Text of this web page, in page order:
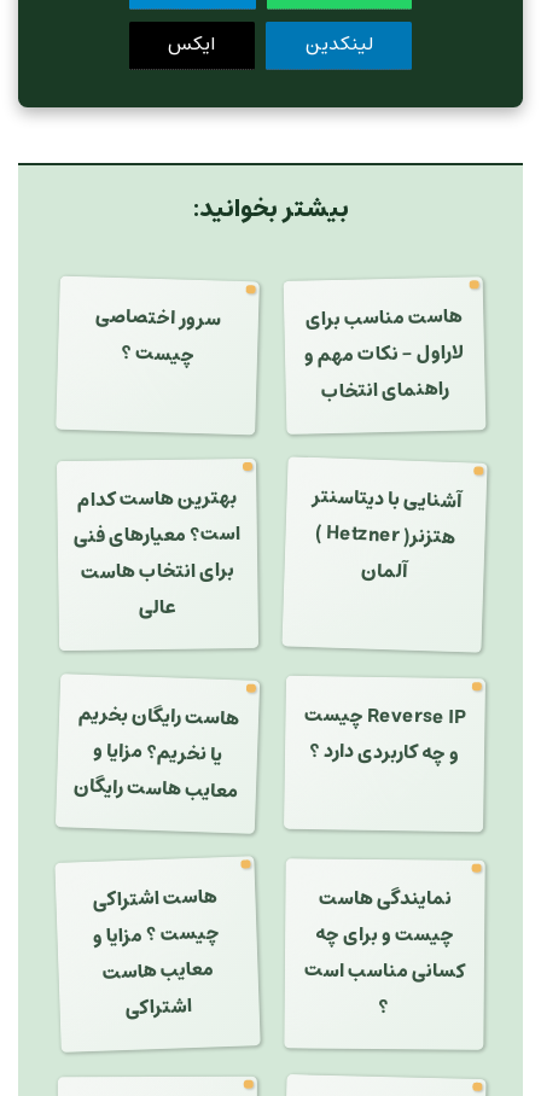
لینکدین
ایکس
بیشتر بخوانید:
هاست مناسب برای
لاراول - نکات مهم و
راهنمای انتخاب
سرور اختصاصی
چیست ؟
آشنایی با دیتاسنتر
هتزنر( Hetzner )
آلمان
بهترین هاست کدام
است؟ معیارهای فنی
برای انتخاب هاست
عالی
Reverse IP چیست
و چه کاربردی دارد ؟
هاست رایگان بخریم
یا نخریم؟ مزایا و
معایب هاست رایگان
نمایندگی هاست
چیست و برای چه
کسانی مناسب است
؟
هاست اشتراکی
چیست ؟ مزایا و
معایب هاست
اشتراکی